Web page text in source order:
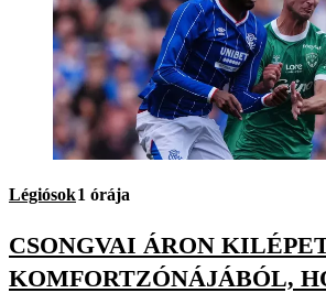
Légiósok1 órája
CSONGVAI ÁRON
KOMFORTZÓNÁJÁBÓL,